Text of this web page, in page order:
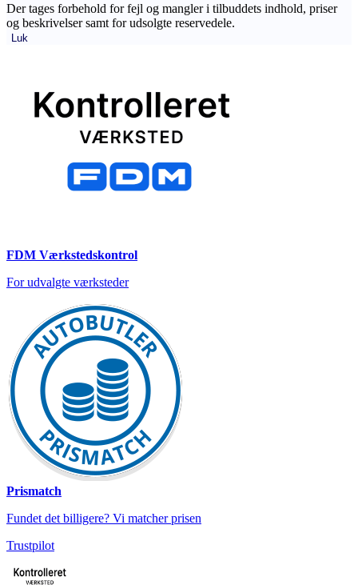
Der tages forbehold for fejl og mangler i tilbuddets indhold, priser
og beskrivelser samt for udsolgte reservedele.
Luk
FDM Værkstedskontrol
For udvalgte værksteder
Prismatch
Fundet det billigere? Vi matcher prisen
Trustpilot